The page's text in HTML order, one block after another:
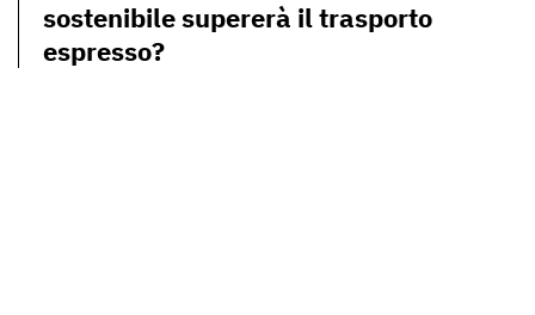
sostenibile supererà il trasporto
espresso?